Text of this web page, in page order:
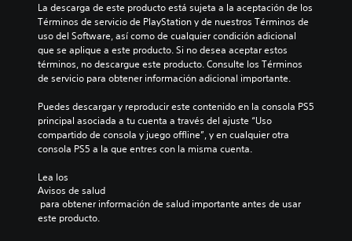
La descarga de este producto está sujeta a la aceptación de los
Términos de servicio de PlayStation y de nuestros Términos de
uso del Software, así como de cualquier condición adicional
que se aplique a este producto. Si no desea aceptar estos
términos, no descargue este producto. Consulte los Términos
de servicio para obtener información adicional importante.
Puedes descargar y reproducir este contenido en la consola PS5
principal asociada a tu cuenta a través del ajuste “Uso
compartido de consola y juego offline”, y en cualquier otra
consola PS5 a la que entres con la misma cuenta.
Lea los
Avisos de salud
este producto.